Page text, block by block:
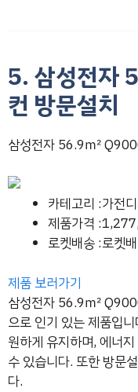
5. 삼성전자
컨 방문설치
삼성전자 56.9㎡
카테고리 :가전
제품가격
로켓배송 :로켓
제품 보러가기
삼성전자 56.9㎡
으로 인기 있는 제품입
원하게 유지하며, 에너
수 있습니다. 또한 방문
다.